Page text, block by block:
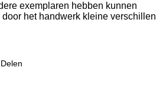
exemplaren hebben kunnen
het handwerk kleine verschillen
Delen